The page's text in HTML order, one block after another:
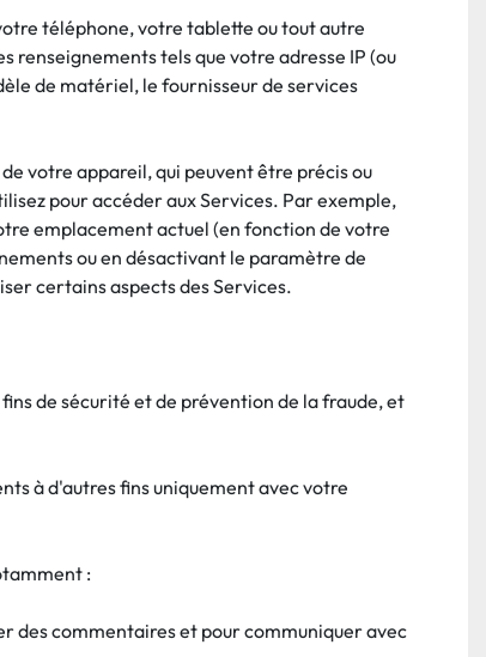
téléphone, votre tablette ou tout autre
renseignements tels que votre adresse IP (ou
de matériel, le fournisseur de services
votre appareil, qui peuvent être précis ou
pour accéder aux Services. Par exemple,
emplacement actuel (en fonction de votre
ou en désactivant le paramètre de
certains aspects des Services.
de sécurité et de prévention de la fraude, et
à d'autres fins uniquement avec votre
:
des commentaires et pour communiquer avec